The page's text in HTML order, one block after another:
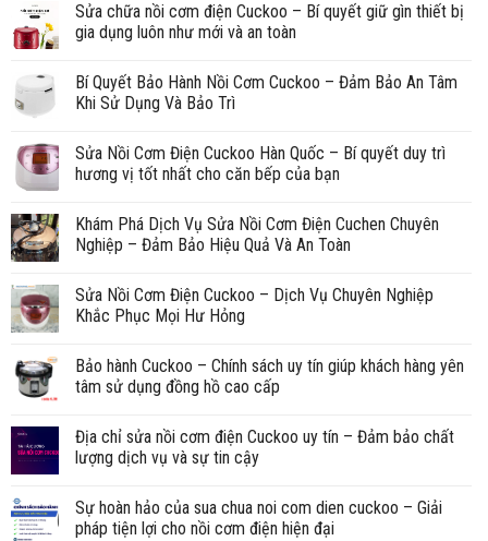
Sửa chữa nồi cơm điện Cuckoo – Bí quyết giữ gìn thiết bị
gia dụng luôn như mới và an toàn
Bí Quyết Bảo Hành Nồi Cơm Cuckoo – Đảm Bảo An Tâm
Khi Sử Dụng Và Bảo Trì
Sửa Nồi Cơm Điện Cuckoo Hàn Quốc – Bí quyết duy trì
hương vị tốt nhất cho căn bếp của bạn
Khám Phá Dịch Vụ Sửa Nồi Cơm Điện Cuchen Chuyên
Nghiệp – Đảm Bảo Hiệu Quả Và An Toàn
Sửa Nồi Cơm Điện Cuckoo – Dịch Vụ Chuyên Nghiệp
Khắc Phục Mọi Hư Hỏng
Bảo hành Cuckoo – Chính sách uy tín giúp khách hàng yên
tâm sử dụng đồng hồ cao cấp
Địa chỉ sửa nồi cơm điện Cuckoo uy tín – Đảm bảo chất
lượng dịch vụ và sự tin cậy
Sự hoàn hảo của sua chua noi com dien cuckoo – Giải
pháp tiện lợi cho nồi cơm điện hiện đại